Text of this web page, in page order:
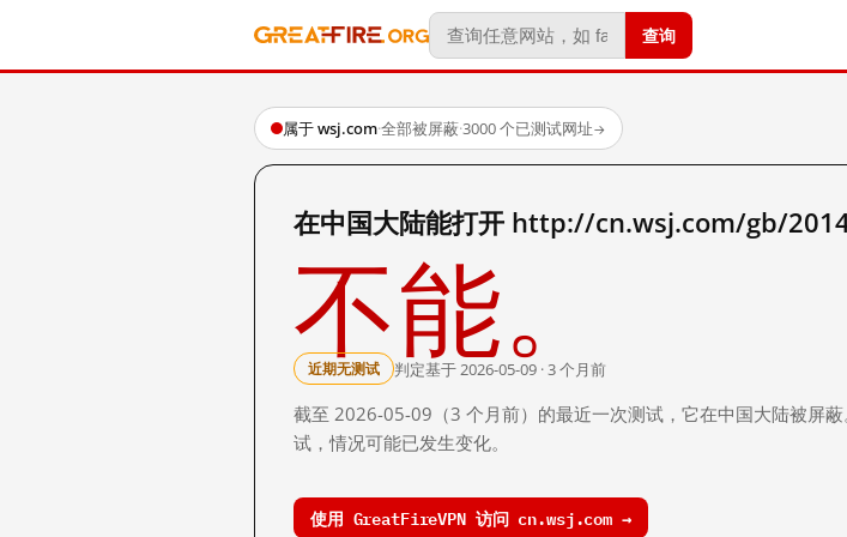
查询
属于 wsj.com·全部被屏蔽·3000 个已测试网址→
在中国大陆能打开 http://cn.wsj.com/gb/
不能。
近期无测试 判定基于 2026-05-09 · 3 个月前
截至 2026-05-09（3 个月前）的最近一次测试，它在中国大陆被屏
试，情况可能已发生变化。
使用 GreatFireVPN 访问 cn.wsj.com →